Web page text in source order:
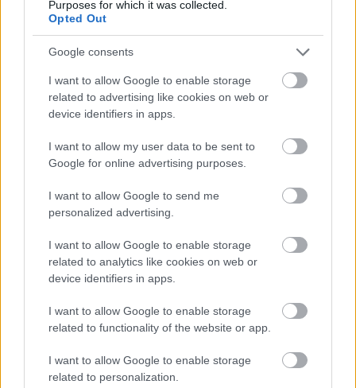
Purposes for which it was collected.
Opted Out
Google consents
I want to allow Google to enable storage
related to advertising like cookies on web or
device identifiers in apps.
I want to allow my user data to be sent to
Google for online advertising purposes.
I want to allow Google to send me
personalized advertising.
I want to allow Google to enable storage
related to analytics like cookies on web or
device identifiers in apps.
I want to allow Google to enable storage
related to functionality of the website or app.
I want to allow Google to enable storage
related to personalization.
hatodik generációs modell 2015-ös piacra lépése és 2019
világ 146 országában, és egyedül a tavalyi évben 102.090 darab
részletek
Hallgasd meg a Formula Podcast
legfrissebb adását!